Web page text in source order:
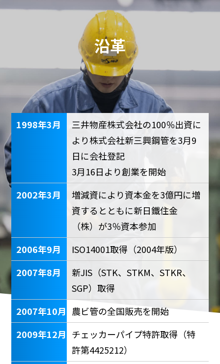
沿革
1998年3月
三井物産株式会社の100％出資に
より株式会社新三興鋼管を3月9
日に会社登記
3月16日より創業を開始
2002年3月
増減資により資本金を3億円に増
資するとともに新日鐵住金
（株）が3％資本参加
2006年9月
ISO14001取得（2004年版）
2007年8月
新JIS（STK、STKM、STKR、
SGP）取得
2007年10月 農ビ管の全国販売を開始
2009年12月 チェッカーパイプ特許取得（特
許第4425212）